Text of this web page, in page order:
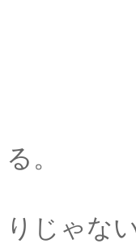
「
「
「俺
予想も
る。
「え
りじゃな